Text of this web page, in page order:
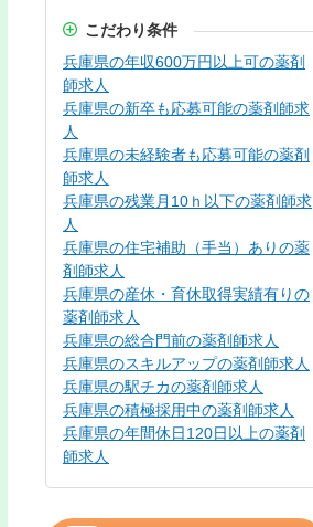
こだわり条件
兵庫県の年収600万円以上可の薬剤
師求人
兵庫県の新卒も応募可能の薬剤師求
人
兵庫県の未経験者も応募可能の薬剤
師求人
兵庫県の残業月10ｈ以下の薬剤師求
人
兵庫県の住宅補助（手当）ありの薬
剤師求人
兵庫県の産休・育休取得実績有りの
薬剤師求人
兵庫県の総合門前の薬剤師求人
兵庫県のスキルアップの薬剤師求人
兵庫県の駅チカの薬剤師求人
兵庫県の積極採用中の薬剤師求人
兵庫県の年間休日120日以上の薬剤
師求人